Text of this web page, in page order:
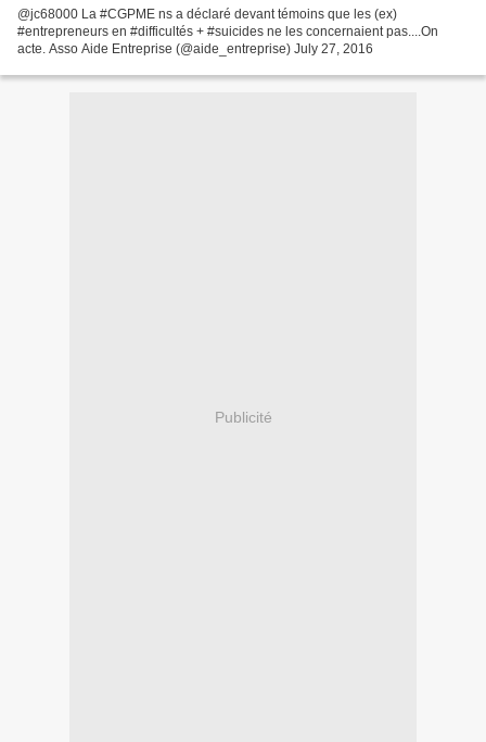
@jc68000 La #CGPME ns a déclaré devant témoins que les (ex)
#entrepreneurs en #difficultés + #suicides ne les concernaient pas....On
acte. Asso Aide Entreprise (@aide_entreprise) July 27, 2016
Publicité